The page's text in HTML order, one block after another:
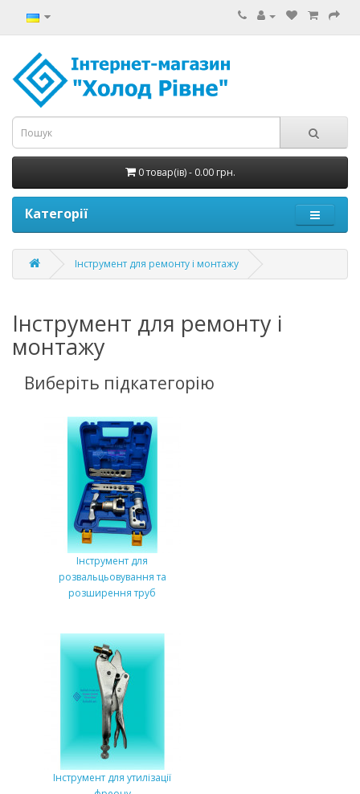
0 товар(ів) - 0.00 грн.
Категорії
Інструмент для ремонту і монтажу
Інструмент для ремонту і
монтажу
Виберіть підкатегорію
Інструмент для
розвальцьовування та
розширення труб
Інструмент для утилізації